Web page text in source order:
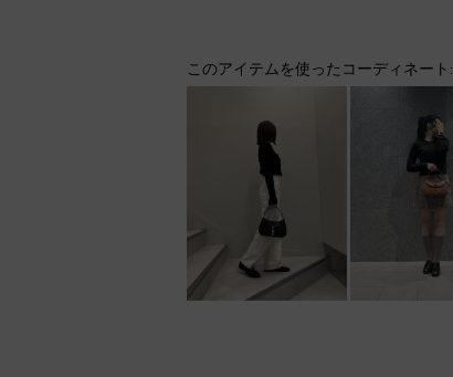
このアイテムを使ったコーディネート: